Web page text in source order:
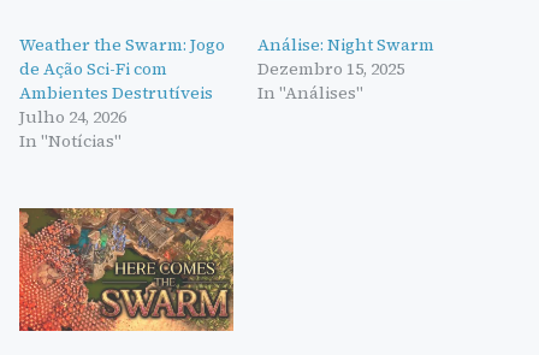
Weather the Swarm: Jogo
de Ação Sci-Fi com
Ambientes Destrutíveis
Julho 24, 2026
In "Notícias"
Análise: Night Swarm
Dezembro 15, 2025
In "Análises"